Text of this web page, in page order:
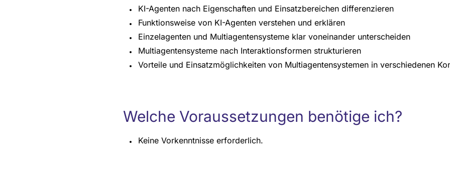
KI-Agenten nach Eigenschaften und Einsatzbereichen differenzieren
Funktionsweise von KI-Agenten verstehen und erklären
Einzelagenten und Multiagentensysteme klar voneinander unterscheiden
Multiagentensysteme nach Interaktionsformen strukturieren
Vorteile und Einsatzmöglichkeiten von Multiagentensystemen in verschiedenen
Welche Voraussetzungen benötige ich?
Keine Vorkenntnisse erforderlich.